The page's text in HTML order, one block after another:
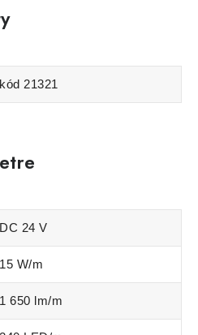
kód 21321
DC 24 V
15 W/m
1 650 lm/m